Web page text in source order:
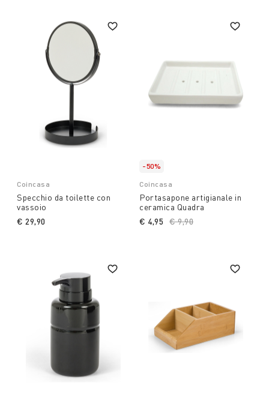
Coincasa
Specchio da toilette con
vassoio
€ 29,90
-50%
Coincasa
Portasapone artigianale in
ceramica Quadra
Price reduced from
€ 9,90
€ 4,95